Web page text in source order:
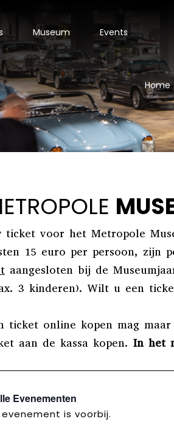
Museum
Events
Home
ticket voor het Metropole
15 euro per persoon, zijn
aangesloten bij de
3 kinderen). Wilt u een
ticket online kopen mag
aan de kassa kopen. In het
Evenementen
is voorbij.